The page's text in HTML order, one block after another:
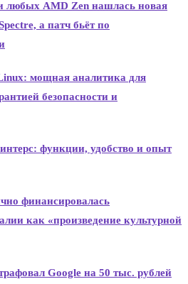
любых AMD Zen нашлась новая
а патч бьёт по
мощная аналитика для
безопасности и
функции, удобство и опыт
финансировалась
как «произведение культурной
Google на 50 тыс. рублей